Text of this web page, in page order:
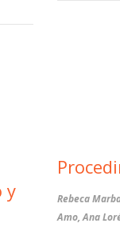
y
Rebeca
Amo, Ana